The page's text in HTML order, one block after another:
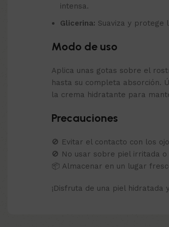
intensa.
Glicerina: Suaviza y
Modo de uso
Aplica unas gotas sobre el
hasta su completa absorción.
la crema hidratante para
Precauciones
🚫 Evitar el contacto con los
🚫 No usar sobre piel irritada o
📦 Almacenar en un lugar
¡Disfruta de una piel hidratada